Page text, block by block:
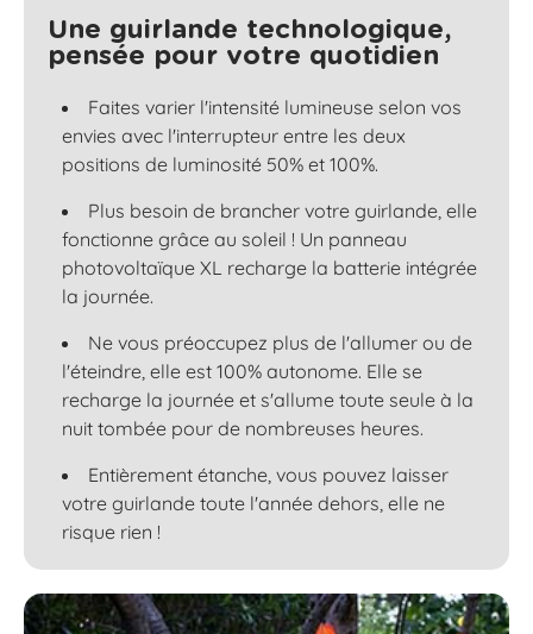
Une guirlande technologique,
pensée pour votre quotidien
Faites varier l'intensité lumineuse selon vos
envies avec l'interrupteur entre les deux
positions de luminosité 50% et 100%.
Plus besoin de brancher votre guirlande, elle
fonctionne grâce au soleil ! Un panneau
photovoltaïque XL recharge la batterie intégrée
la journée.
Ne vous préoccupez plus de l'allumer ou de
l'éteindre, elle est 100% autonome. Elle se
recharge la journée et s'allume toute seule à la
nuit tombée pour de nombreuses heures.
Entièrement étanche, vous pouvez laisser
votre guirlande toute l'année dehors, elle ne
risque rien !